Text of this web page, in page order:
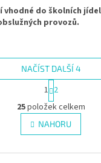
vhodné do školních
provozů.
O
v
l
á
NAČÍST DALŠÍ 4
S
t
r
á
n
k
v
1 2
25položek celkem
NAHORU